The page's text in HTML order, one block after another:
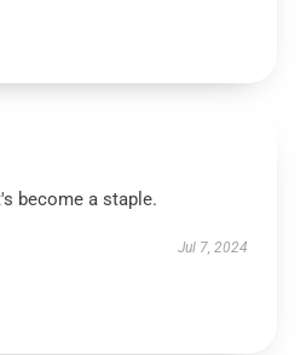
become a staple.
Jul 7, 2024